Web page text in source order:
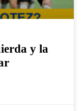
y la